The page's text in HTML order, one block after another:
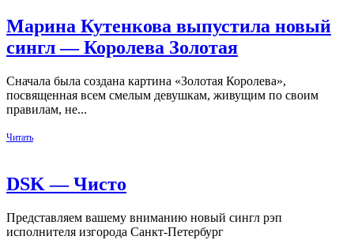
Марина Кутенкова выпустила новый
сингл — Королева Золотая
Сначала была создана картина «Золотая Королева»,
посвященная всем смелым девушкам, живущим по своим
правилам, не...
Читать
DSK — Чисто
Представляем вашему вниманию новый сингл рэп
исполнителя изгорода Санкт-Петербург